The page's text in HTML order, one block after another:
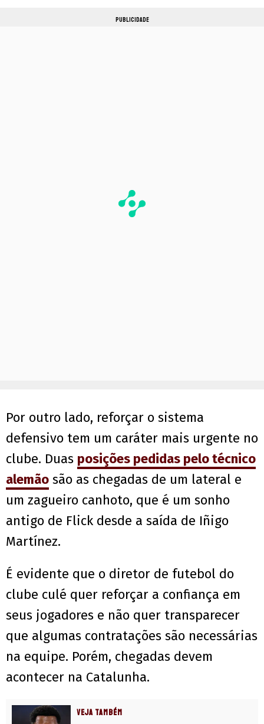
PUBLICIDADE
Por outro lado, reforçar o sistema
defensivo tem um caráter mais urgente no
clube. Duas posições pedidas pelo técnico
alemão são as chegadas de um lateral e
um zagueiro canhoto, que é um sonho
antigo de Flick desde a saída de Iñigo
Martínez.
É evidente que o diretor de futebol do
clube culé quer reforçar a confiança em
seus jogadores e não quer transparecer
que algumas contratações são necessárias
na equipe. Porém, chegadas devem
acontecer na Catalunha.
VEJA TAMBÉM